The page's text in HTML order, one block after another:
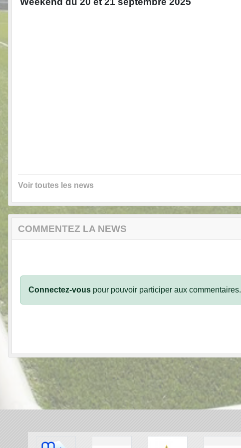
Voir toutes les news
COMMENTEZ LA NEWS
Connectez-vous pour pouvoir participer aux commentaires.